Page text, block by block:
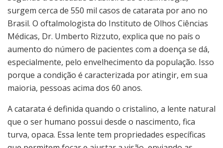
surgem cerca de 550 mil casos de catarata por ano no
Brasil. O oftalmologista do Instituto de Olhos Ciências
Médicas, Dr. Umberto Rizzuto, explica que no país o
aumento do número de pacientes com a doença se dá,
especialmente, pelo envelhecimento da população. Isso
porque a condição é caracterizada por atingir, em sua
maioria, pessoas acima dos 60 anos.
A catarata é definida quando o cristalino, a lente natural
que o ser humano possui desde o nascimento, fica
turva, opaca. Essa lente tem propriedades específicas